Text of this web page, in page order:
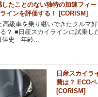
たことのない独特の加速フィー
インを評価する！ [CORISM]
高級車を乗り継いできたクルマ
？ ■日産スカイラインに試乗し
佳史 年齢...
日産スカイラ
費は？ ECO
[CORISM]